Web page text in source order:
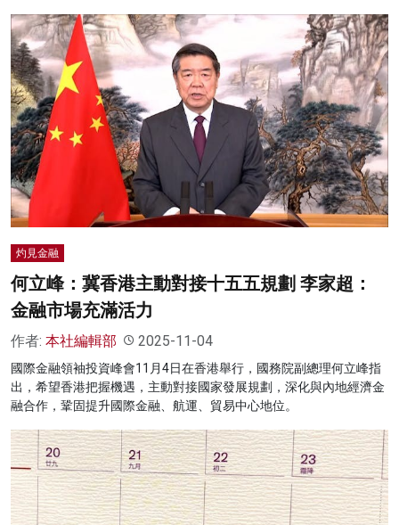
灼見金融
何立峰：冀香港主動對接十五五規劃 李家超：
金融市場充滿活力
作者: 本社編輯部 2025-11-04
國際金融領袖投資峰會11月4日在香港舉行，國務院副總理何立峰指
出，希望香港把握機遇，主動對接國家發展規劃，深化與內地經濟金
融合作，鞏固提升國際金融、航運、貿易中心地位。